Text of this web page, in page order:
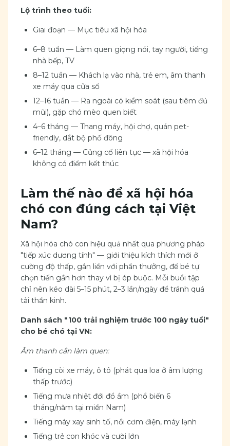
Lộ trình theo tuổi:
Giai đoạn — Mục tiêu xã hội hóa
6–8 tuần — Làm quen giọng nói, tay người, tiếng
nhà bếp, TV
8–12 tuần — Khách lạ vào nhà, trẻ em, âm thanh
xe máy qua cửa sổ
12–16 tuần — Ra ngoài có kiểm soát (sau tiêm đủ
mũi), gặp chó mèo quen biết
4–6 tháng — Thang máy, hội chợ, quán pet-
friendly, dắt bộ phố đông
6–12 tháng — Củng cố liên tục — xã hội hóa
không có điểm kết thúc
Làm thế nào để xã hội hóa
chó con đúng cách tại Việt
Nam?
Xã hội hóa chó con hiệu quả nhất qua phương pháp
"tiếp xúc dương tính" — giới thiệu kích thích mới ở
cường độ thấp, gắn liền với phần thưởng, để bé tự
chọn tiến gần hơn thay vì bị ép buộc. Mỗi buổi tập
chỉ nên kéo dài 5–15 phút, 2–3 lần/ngày để tránh quá
tải thần kinh.
Danh sách "100 trải nghiệm trước 100 ngày tuổi"
cho bé chó tại VN:
Âm thanh cần làm quen:
Tiếng còi xe máy, ô tô (phát qua loa ở âm lượng
thấp trước)
Tiếng mưa nhiệt đới đổ ầm (phổ biến 6
tháng/năm tại miền Nam)
Tiếng máy xay sinh tố, nồi cơm điện, máy lạnh
Tiếng trẻ con khóc và cười lớn